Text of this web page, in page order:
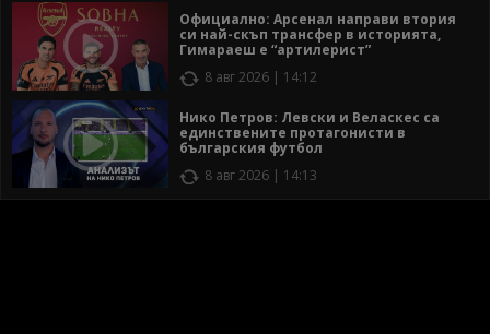
Официално: Арсенал направи втория
си най-скъп трансфер в историята,
Гимараеш е “артилерист”
8 авг 2026 | 14:12
Нико Петров: Левски и Веласкес са
единствените протагонисти в
българския футбол
8 авг 2026 | 14:13